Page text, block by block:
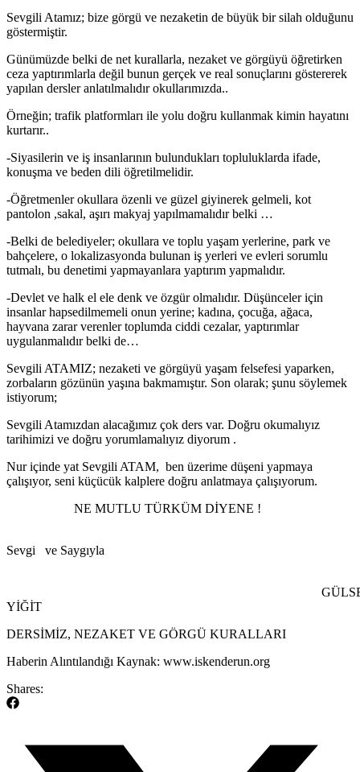
Sevgili Atamız; bize görgü ve nezaketin de büyük bir silah olduğunu
göstermiştir.
Günümüzde belki de net kurallarla, nezaket ve görgüyü öğretirken
ceza yaptırımlarla değil bunun gerçek ve real sonuçlarını göstererek
yapılan dersler anlatılmalıdır okullarımızda..
Örneğin; trafik platformları ile yolu doğru kullanmak kimin hayatını
kurtarır..
-Siyasilerin ve iş insanlarının bulundukları topluluklarda ifade,
konuşma ve beden dili öğretilmelidir.
-Öğretmenler okullara özenli ve güzel giyinerek gelmeli, kot
pantolon ,sakal, aşırı makyaj yapılmamalıdır belki …
-Belki de belediyeler; okullara ve toplu yaşam yerlerine, park ve
bahçelere, o lokalizasyonda bulunan iş yerleri ve evleri sorumlu
tutmalı, bu denetimi yapmayanlara yaptırım yapmalıdır.
-Devlet ve halk el ele denk ve özgür olmalıdır. Düşünceler için
insanlar hapsedilmemeli onun yerine; kadına, çocuğa, ağaca,
hayvana zarar verenler toplumda ciddi cezalar, yaptırımlar
uygulanmalıdır belki de…
Sevgili ATAMIZ; nezaketi ve görgüyü yaşam felsefesi yaparken,
zorbaların gözünün yaşına bakmamıştır. Son olarak; şunu söylemek
istiyorum;
Sevgili Atamızdan alacağımız çok ders var. Doğru okumalıyız
tarihimizi ve doğru yorumlamalıyız diyorum .
Nur içinde yat Sevgili ATAM, ben üzerime düşeni yapmaya
çalışıyor, seni küçücük kalplere doğru anlatmaya çalışıyorum.
NE MUTLU TÜRKÜM DİYENE !
Sevgi ve Saygıyla
YİĞİT
​DERSİMİZ, NEZAKET VE GÖRGÜ KURALLARI
​Haberin Alıntılandığı Kaynak: www.iskenderun.org
Shares: